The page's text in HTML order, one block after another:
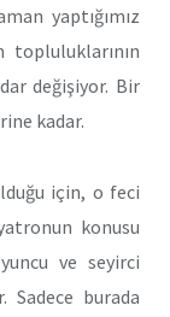
yaptığımız
değişiyor. Bir
kadar.
için, o feci
konusu
ve seyirci
burada